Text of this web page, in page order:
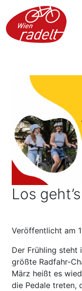
Los
Veröffentlicht am
Der Frühling steht
größte Radfahr-
März heißt es
die Pedale treten,